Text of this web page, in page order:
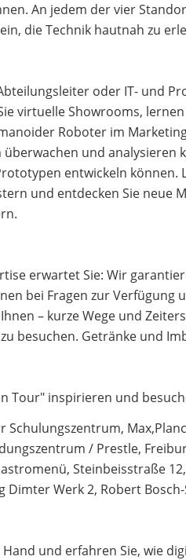
An jedem der vier
die Technik hautnah zu
oder IT- und
virtuelle Showrooms,
Roboter im
und analysieren
entwickeln können.
und entdecken Sie neue
erwartet Sie: Wir
bei Fragen zur Verfügung
– kurze Wege und
besuchen. Getränke und
Tour" inspirieren und
Schulungszentrum,
/ Prestle,
Steinbeisstraße
Dimter Werk 2, Robert
und erfahren Sie, wie